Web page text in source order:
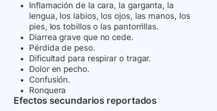
Inflamación de la cara, la garganta, la
lengua, los labios, los ojos, las manos, los
pies, los tobillos o las pantorrillas.
Diarrea grave que no cede.
Pérdida de peso.
Dificultad para respirar o tragar.
Dolor en pecho.
Confusión.
Ronquera
Efectos secundarios reportados